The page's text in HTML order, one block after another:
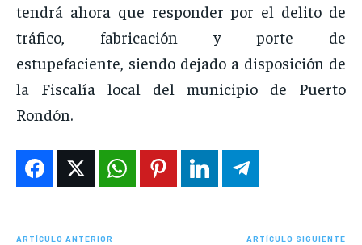
tendrá ahora que responder por el delito de
tráfico, fabricación y porte de
estupefaciente, siendo dejado a disposición de
la Fiscalía local del municipio de Puerto
Rondón.
ARTÍCULO ANTERIOR ARTÍCULO SIGUIENTE